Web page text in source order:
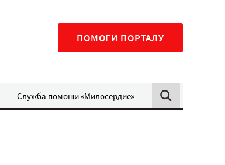
ПОМОГИ ПОРТАЛУ
Служба помощи «Милосердие»